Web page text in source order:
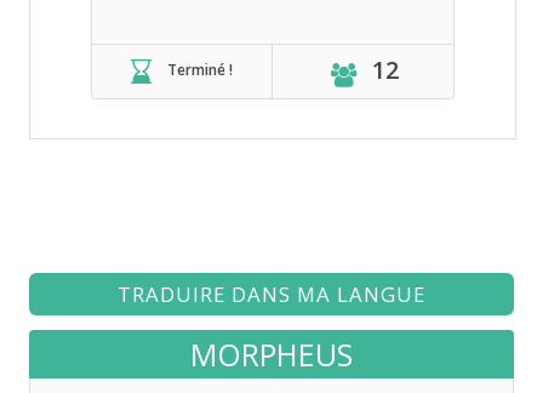
Terminé ! 12
TRADUIRE DANS MA LANGUE
MORPHEUS